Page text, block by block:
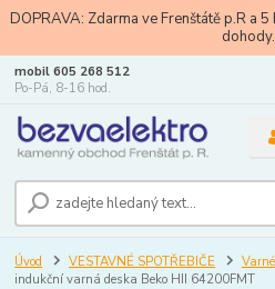
DOPRAVA: Zdarma ve Frenštátě p.R a
dohody.
mobil 605 268 512
Po-Pá, 8-16 hod.
Úvod VESTAVNÉ SPOTŘEBIČE
indukční varná deska Beko HII 64200FMT